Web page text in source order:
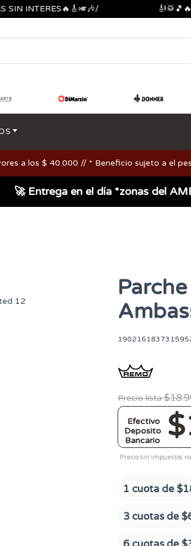
🎻🥁🎵🔥
a los $ 40.000 // * Beneficio sujeto a el
🚀 Entrega en el día *zonas del
Precio lista
Efectivo
Deposito
Bancario
Precio sin impuestos
1 cuota de
3 cuotas de